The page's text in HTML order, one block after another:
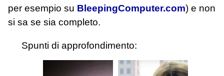
per esempio su BleepingComputer.com) e non
si sa se sia completo.
Spunti di approfondimento: